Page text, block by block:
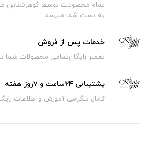
تمام محصولات توسط گوهرشناس
به دست شما میرسد
خدمات پس از فروش
تعمیر رایگان‌تمامی محصولات شما تا ۱۰۰سال آینده:)
پشتیبانی ۲۴ساعت و ۷روز هفته
کانال تلگرامی آموزش و اطلاعات